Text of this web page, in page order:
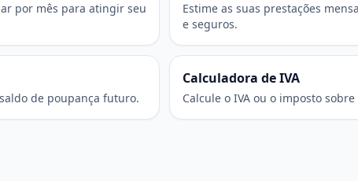
por mês para atingir seu
Estime as suas prestações
e seguros.
de poupança futuro.
Calculadora de IVA
Calcule o IVA ou o imposto